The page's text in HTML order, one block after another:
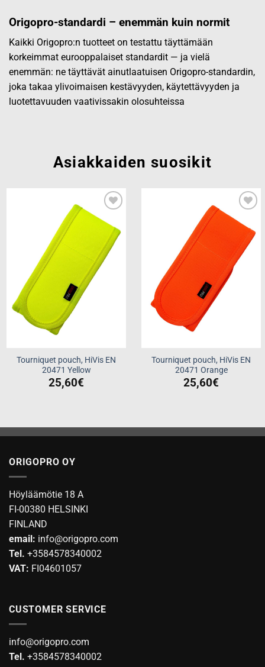
Origopro-standardi – enemmän kuin normit
Kaikki Origopro:n tuotteet on testattu täyttämään
korkeimmat eurooppalaiset standardit — ja vielä
enemmän: ne täyttävät ainutlaatuisen Origopro-standardin,
joka takaa ylivoimaisen kestävyyden, käytettävyyden ja
luotettavuuden vaativissakin olosuhteissa
Asiakkaiden suosikit
Add to
wishlist
Tourniquet pouch, HiVis EN
20471 Yellow
25,60€
Add to
wishlist
Tourniquet pouch, HiVis EN
20471 Orange
25,60€
ORIGOPRO OY
Höyläämötie 18 A
FI-00380 HELSINKI
FINLAND
email: info@origopro.com
Tel. +3584578340002
VAT: FI04601057
CUSTOMER SERVICE
info@origopro.com
Tel. +3584578340002